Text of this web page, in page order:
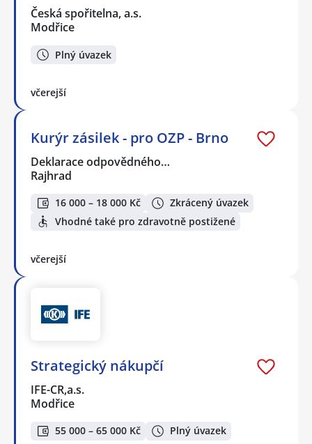
Česká spořitelna, a.s.
Modřice
Plný úvazek
včerejší
Kurýr zásilek - pro OZP - Brno
Deklarace odpovědného…
Rajhrad
16 000 – 18 000 Kč
Zkrácený úvazek
Vhodné také pro zdravotně postižené
včerejší
Strategický nákupčí
IFE-CR,a.s.
Modřice
55 000 – 65 000 Kč Plný úvazek